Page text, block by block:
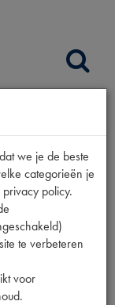
we je de beste
categorieën je
policy.
te verbeteren
voor